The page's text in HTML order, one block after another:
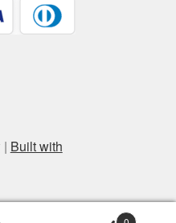
Built with